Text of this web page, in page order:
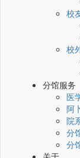
校
校
分馆服务
医
阿
院
分
分